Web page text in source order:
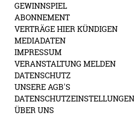
GEWINNSPIEL
ABONNEMENT
VERTRÄGE HIER KÜNDIGEN
MEDIADATEN
IMPRESSUM
VERANSTALTUNG MELDEN
DATENSCHUTZ
UNSERE AGB'S
DATENSCHUTZEINSTELLUNGEN
ÜBER UNS